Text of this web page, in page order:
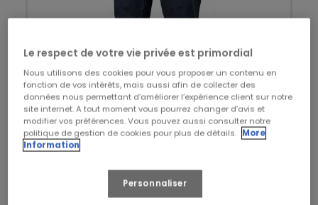
Le respect de votre vie privée est primordial
Nous utilisons des cookies pour vous proposer un contenu en
fonction de vos intérêts, mais aussi afin de collecter des
données nous permettant d’améliorer l’expérience client sur notre
site internet. A tout moment vous pourrez changer d’avis et
modifier vos préférences. Vous pouvez aussi consulter notre
politique de gestion de cookies pour plus de détails. More
Information
Personnaliser